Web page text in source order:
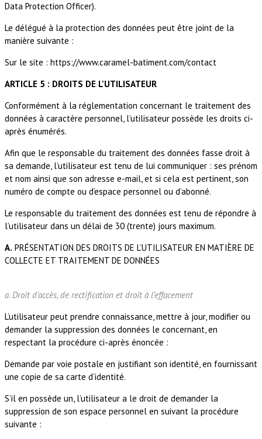
Data Protection Officer).
Le délégué à la protection des données peut être joint de la
manière suivante :
Sur le site : https://www.caramel-batiment.com/contact
ARTICLE 5 : DROITS DE L’UTILISATEUR
Conformément à la réglementation concernant le traitement des
données à caractère personnel, l’utilisateur possède les droits ci-
après énumérés.
Afin que le responsable du traitement des données fasse droit à
sa demande, l’utilisateur est tenu de lui communiquer : ses prénom
et nom ainsi que son adresse e-mail, et si cela est pertinent, son
numéro de compte ou d’espace personnel ou d’abonné.
Le responsable du traitement des données est tenu de répondre à
l’utilisateur dans un délai de 30 (trente) jours maximum.
A. PRÉSENTATION DES DROITS DE L’UTILISATEUR EN MATIÈRE DE
COLLECTE ET TRAITEMENT DE DONNÉES
a. Droit d’accès, de rectification et droit à l’effacement
L’utilisateur peut prendre connaissance, mettre à jour, modifier ou
demander la suppression des données le concernant, en
respectant la procédure ci-après énoncée :
Demande par voie postale en justifiant son identité, en fournissant
une copie de sa carte d’identité.
S’il en possède un, l’utilisateur a le droit de demander la
suppression de son espace personnel en suivant la procédure
suivante :